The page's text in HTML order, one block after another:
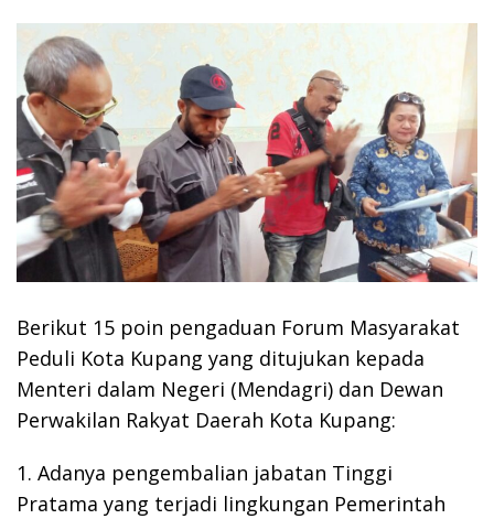
Berikut 15 poin pengaduan Forum Masyarakat
Peduli Kota Kupang yang ditujukan kepada
Menteri dalam Negeri (Mendagri) dan Dewan
Perwakilan Rakyat Daerah Kota Kupang:
1. Adanya pengembalian jabatan Tinggi
Pratama yang terjadi lingkungan Pemerintah